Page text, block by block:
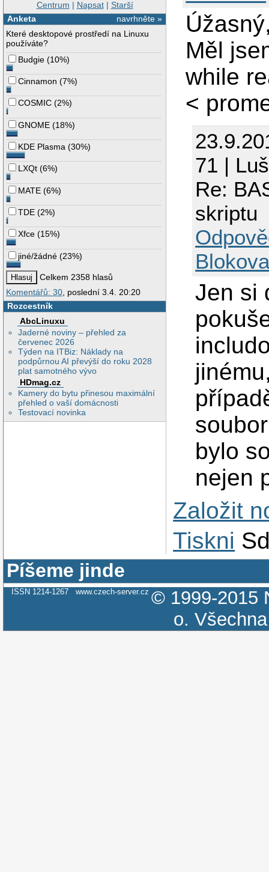
Centrum | Napsat| Starší
navrhněte »
Anketa
Které desktopové prostředí na Linuxu
používáte?
Budgie (10%)
Cinnamon (7%)
COSMIC (2%)
GNOME (18%)
KDE Plasma (30%)
LXQt (6%)
MATE (6%)
TDE (2%)
Xfce (15%)
jiné/žádné (23%)
Celkem 2358 hlasů
Komentářů: 30, poslední 3.4. 20:20
Rozcestník
AbcLinuxu
Jaderné noviny – přehled za
červenec 2026
Týden na ITBiz: Náklady na
podpůrnou AI převýší do roku 2028
plat samotného vývo
HDmag.cz
Kamery do bytu přinesou maximální
přehled o vaší domácnosti
Testovací novinka
Měl
while
<
71 |
Re:
skriptu
Jen si
bylo
nejen
Založit
Tiskni
Píšeme jinde
ISSN 1214-1267 www.czech-server.cz © 1999-2015
o.